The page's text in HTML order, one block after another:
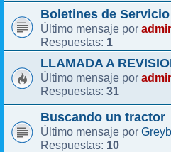
Boletines de Servicio
Último mensaje por
Respuestas: 1
LLAMADA A
Último mensaje por
Respuestas: 31
Buscando un tractor
Último mensaje por
Respuestas: 10